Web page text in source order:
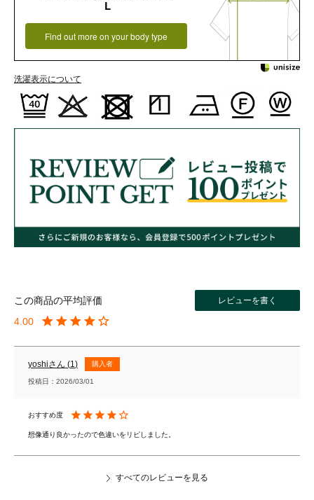
L
Find out more on your body type
洗濯表示について
4.00
yoshi 1 購入者
投稿日 2026/03/01
想像通り良かったので色違いをリピしました。
すべてのレビューを見る
レビューを書く